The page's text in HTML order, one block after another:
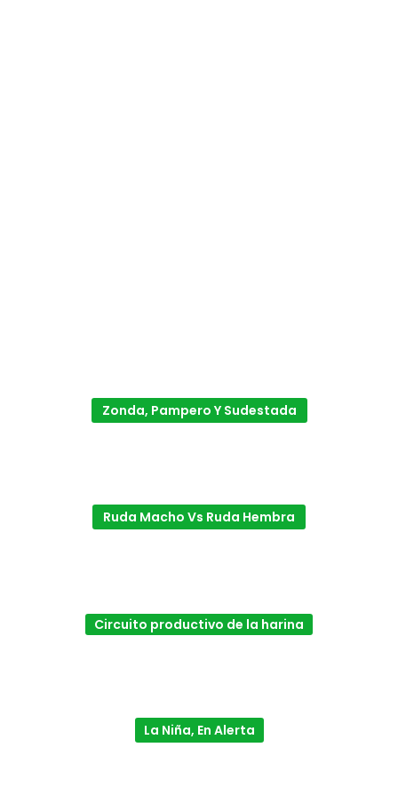
Zonda, Pampero Y Sudestada
Ruda Macho Vs Ruda Hembra
Circuito productivo de la harina
La Niña, En Alerta